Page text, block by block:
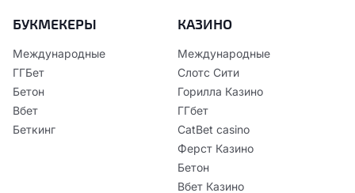
БУКМЕКЕРЫ
Международные
ГГБет
Бетон
Вбет
Беткинг
КАЗИНО
Международные
Слотс Сити
Горилла Казино
ГГбет
CatBet casino
Ферст Казино
Бетон
Вбет Казино